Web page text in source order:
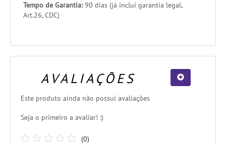
Tempo de Garantia:90 dias (já inclui garantia legal,
Art.26, CDC)
AVALIAÇÕES
Este produto ainda não possui avaliações
Seja o primeiro a avaliar! :)
(0)